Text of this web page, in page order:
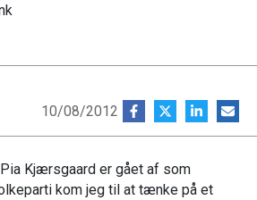
10/08/2012
Kjærsgaard er gået af som
kom jeg til at tænke på et